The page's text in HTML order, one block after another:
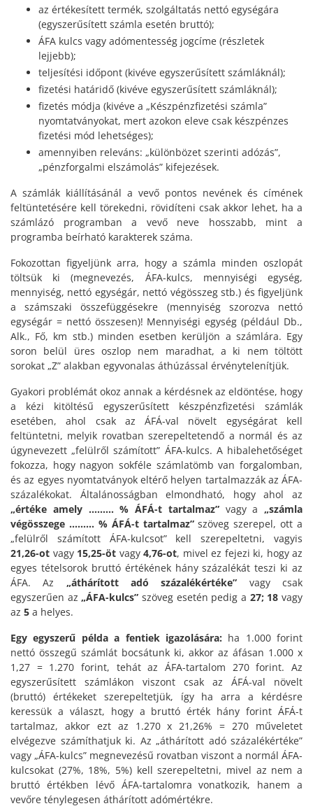
az értékesített termék, szolgáltatás nettó egységára
(egyszerűsített számla esetén bruttó);
ÁFA kulcs vagy adómentesség jogcíme (részletek
lejjebb);
teljesítési időpont (kivéve egyszerűsített számláknál);
fizetési határidő (kivéve egyszerűsített számláknál);
fizetés módja (kivéve a „Készpénzfizetési számla”
nyomtatványokat, mert azokon eleve csak készpénzes
fizetési mód lehetséges);
amennyiben releváns: „különbözet szerinti adózás”,
„pénzforgalmi elszámolás” kifejezések.
A számlák kiállításánál a vevő pontos nevének és címének
feltüntetésére kell törekedni, rövidíteni csak akkor lehet, ha a
számlázó programban a vevő neve hosszabb, mint a
programba beírható karakterek száma.
Fokozottan figyeljünk arra, hogy a számla minden oszlopát
töltsük ki (megnevezés, ÁFA-kulcs, mennyiségi egység,
mennyiség, nettó egységár, nettó végösszeg stb.) és figyeljünk
a számszaki összefüggésekre (mennyiség szorozva nettó
egységár = nettó összesen)! Mennyiségi egység (például Db.,
Alk., Fő, km stb.) minden esetben kerüljön a számlára. Egy
soron belül üres oszlop nem maradhat, a ki nem töltött
sorokat „Z” alakban egyvonalas áthúzással érvénytelenítjük.
Gyakori problémát okoz annak a kérdésnek az eldöntése, hogy
a kézi kitöltésű egyszerűsített készpénzfizetési számlák
esetében, ahol csak az ÁFÁ-val növelt egységárat kell
feltüntetni, melyik rovatban szerepeltetendő a normál és az
úgynevezett „felülről számított” ÁFA-kulcs. A hibalehetőséget
fokozza, hogy nagyon sokféle számlatömb van forgalomban,
és az egyes nyomtatványok eltérő helyen tartalmazzák az ÁFA-
százalékokat. Általánosságban elmondható, hogy ahol az
„értéke amely ……… % ÁFÁ-t tartalmaz”vagy a „számla
végösszege ……… % ÁFÁ-t tartalmaz”szöveg szerepel, ott a
„felülről számított ÁFA-kulcsot” kell szerepeltetni, vagyis
21,26-ot vagy 15,25-öt vagy 4,76-ot, mivel ez fejezi ki, hogy az
egyes tételsorok bruttó értékének hány százalékát teszi ki az
ÁFA. Az „áthárított adó százalékértéke” vagy csak
egyszerűen az„ÁFA-kulcs” szöveg esetén pedig a 27; 18 vagy
az 5 a helyes.
Egy egyszerű példa a fentiek igazolására: ha 1.000 forint
nettó összegű számlát bocsátunk ki, akkor az áfásan 1.000 x
1,27 = 1.270 forint, tehát az ÁFA-tartalom 270 forint. Az
egyszerűsített számlákon viszont csak az ÁFÁ-val növelt
(bruttó) értékeket szerepeltetjük, így ha arra a kérdésre
keressük a választ, hogy a bruttó érték hány forint ÁFÁ-t
tartalmaz, akkor ezt az 1.270 x 21,26% = 270 műveletet
elvégezve számíthatjuk ki. Az „áthárított adó százalékértéke”
vagy „ÁFA-kulcs” megnevezésű rovatban viszont a normál ÁFA-
kulcsokat (27%, 18%, 5%) kell szerepeltetni, mivel az nem a
bruttó értékben lévő ÁFA-tartalomra vonatkozik, hanem a
vevőre ténylegesen áthárított adómértékre.